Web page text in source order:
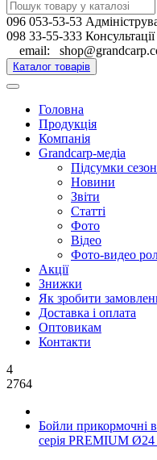
096 053-53-53
098 33-55-333
email:
Каталог товарів
Головна
Продукція
Компанія
Grandcarp-медіа
Підсумки
Новини
Звіти
Статті
Фото
Відео
Фото-видео
Акції
Знижки
Як зробити
Доставка і оплата
Оптовикам
Контакти
4
2764
Бойли
серiя PREMIUM